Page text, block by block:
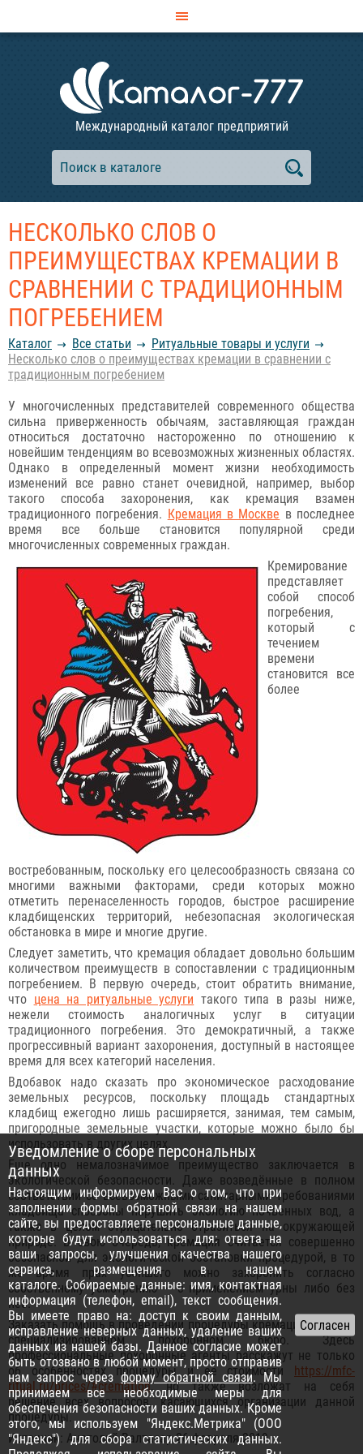
Международный каталог предприятий
НЕСКОЛЬКО СЛОВ О
ПРЕИМУЩЕСТВАХ КРЕМАЦИИ В
СРАВНЕНИИ С ТРАДИЦИОННЫМ
ПОГРЕБЕНИЕМ
Каталог Все статьи
Ритуальные товары и услуги
Несколько слов о преимуществах кремации в сравнении с
традиционным погребением
У многочисленных представителей современного общества
сильна приверженность обычаям, заставляющая граждан
относиться достаточно настороженно по отношению к
новейшим тенденциям во всевозможных жизненных областях.
Однако в определенный момент жизни необходимость
изменений все равно станет очевидной, например, выбор
такого способа захоронения, как кремация взамен
традиционного погребения. Кремация в Москве в последнее
время все больше становится популярной среди
многочисленных современных граждан.
Кремирование
представляет
собой способ
погребения,
который с
течением
времени
становится все
более
востребованным, поскольку его целесообразность связана со
многими важными факторами, среди которых можно
отметить перенаселенность городов, быстрое расширение
кладбищенских территорий, небезопасная экологическая
обстановка в мире и многие другие.
Следует заметить, что кремация обладает довольно большим
количеством преимуществ в сопоставлении с традиционным
погребением. В первую очередь, стоит обратить внимание,
что цена на ритуальные услуги такого типа в разы ниже,
нежели стоимость аналогичных услуг в ситуации
традиционного погребения. Это демократичный, а также
прогрессивный вариант захоронения, доступный в настоящее
время для всех категорий населения.
Вдобавок надо сказать про экономическое расходование
земельных ресурсов, поскольку площадь стандартных
кладбищ ежегодно лишь расширяется, занимая, тем самым,
пригородные земельные участки, которые можно было бы
использовать в других целях.
Еще одно немалозначимое преимущество заключается в
экологической безопасности. Даже возведённые в полном
соответствии со всевозможными санитарными требованиями
кладбища способны нарушить экологию почвенных вод, а
также в целом отрицательно отразиться на окружающей
природе. В свою очередь, кремация считается совершенно
безопасной для экологической обстановки процедурой, в то
же время прах усопшего можно захоронить согласно
собственному усмотрению – с применением урны либо без
нее.
Заказать помощь в проведении процедуры кремации можно в
специализированном похоронном бюро. Здесь
профессиональные похоронные агенты расскажут не только
об особенностях процедуры и ее стоимости https://mfc-
ritual.ru/prices/#cremation, но также возложат на себя
решение всех вопросов, касающихся организации данной
процедуры.
Источник: Анатолий Валтасар 26 февраля 2019
Уведомление о сборе персональных
данных
Настоящим информируем Вас о том, что при
заполнении формы обратной связи на нашем
сайте, вы предоставляете персональные данные,
которые будут использоваться для: ответа на
ваши запросы, улучшения качества нашего
сервиса, размещения в нашем
каталоге. Собираемые данные: имя, контактная
информация (телефон, email), текст сообщения.
Вы имеете право на: доступ к своим данным,
исправление неверных данных, удаление ваших
данных из нашей базы. Данное согласие может
быть отозвано в любой момент, просто отправив
нам запрос через форму обратной связи. Мы
принимаем все необходимые меры для
обеспечения безопасности ваших данных. Кроме
этого, мы используем "Яндекс.Метрика" (ООО
"Яндекс") для сбора статистических данных.